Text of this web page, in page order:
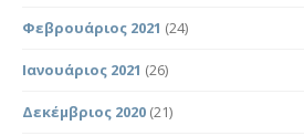
Φεβρουάριος 2021 (24)
Ιανουάριος 2021 (26)
Δεκέμβριος 2020 (21)